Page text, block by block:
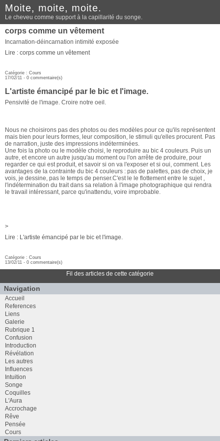
Moite, moite, moite.
Le cheveu comme support à la capillarité du songe.
corps comme un vêtement
Incarnation-déincarnation intimité exposée
Lire : corps comme un vêtement
Catégorie : Cours
17/02/11 - 0 commentaire(s)
L'artiste émancipé par le bic et l'image.
Pensivité de l'image. Croire notre oeil.
Nous ne choisirons pas des photos ou des modèles pour ce qu'ils représentent
mais bien pour leurs formes, leur composition, le stimuli qu'elles procurent. Pas
de narration, juste des impressions indéterminées.
Une fois la photo ou le modèle choisi, le reproduire au bic 4 couleurs. Puis un
autre, et encore un autre jusqu'au moment ou l'on arrête de produire, pour
regarder ce qui est produit, et savoir si on va l'exposer et si oui, comment. Les
avantages de la contrainte du bic 4 couleurs : pas de palettes, pas de choix, je
vois, je dessine, pas le temps de penser.C'est le le flottement entre le sujet ,
l'indétermination du trait dans sa relation à l'image photographique qui rendra
le travail intéressant, parce qu'inattendu, voire improbable.
>
Lire : L'artiste émancipé par le bic et l'image.
Catégorie : Cours
13/02/11 - 0 commentaire(s)
Fil des articles de cette catégorie
Navigation
Accueil
References
Liens
Galerie
Rubrique 1
Confusion
Introduction
Révélation
Les autres
Influences
Intuition
Songe
Coquilles
L'Aura
Accrochage
Rêve
Pensée
Cours